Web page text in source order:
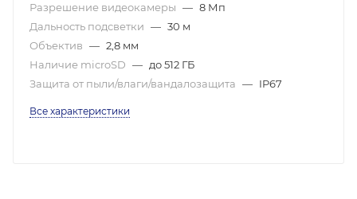
Разрешение видеокамеры — 8 Мп
Дальность подсветки — 30 м
Объектив — 2,8 мм
Наличие microSD — до 512 ГБ
Защита от пыли/влаги/вандалозащита — IP67
Все характеристики